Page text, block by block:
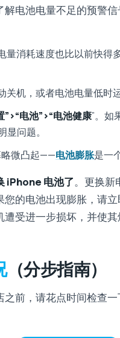
电池电量不足的预警
量消耗速度也比以前快得
关机，或者电池电量低时
”>“电池”>“电池健康”。如
问题。
略微凸起——电池膨胀是一
iPhone 电池了。更换新
的电池出现膨胀，请
受进一步损坏，并使其
（分步指南）
前，请花点时间检查